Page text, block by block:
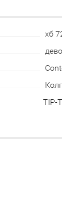
хб
TIP-